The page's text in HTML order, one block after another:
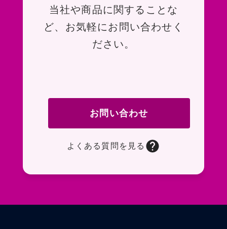
お問い合わせ
当社や商品に関することな
ど、お気軽にお問い合わせく
ださい。
お問い合わせ
よくある質問を見る